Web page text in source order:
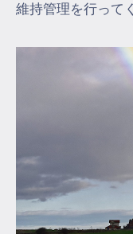
維持管理を行って